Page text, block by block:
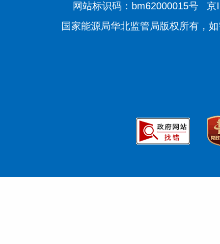
网站标识码：bm62000015号
京
国家能源局华北监管局版权所有，